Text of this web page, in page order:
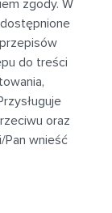
zgody. W
do treści
oraz
Pan wnieść